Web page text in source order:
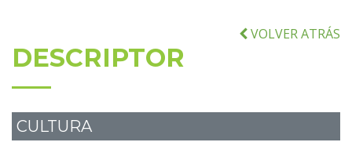
VOLVER ATRÁS
DESCRIPTOR
CULTURA